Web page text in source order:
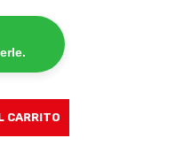
CARRITO